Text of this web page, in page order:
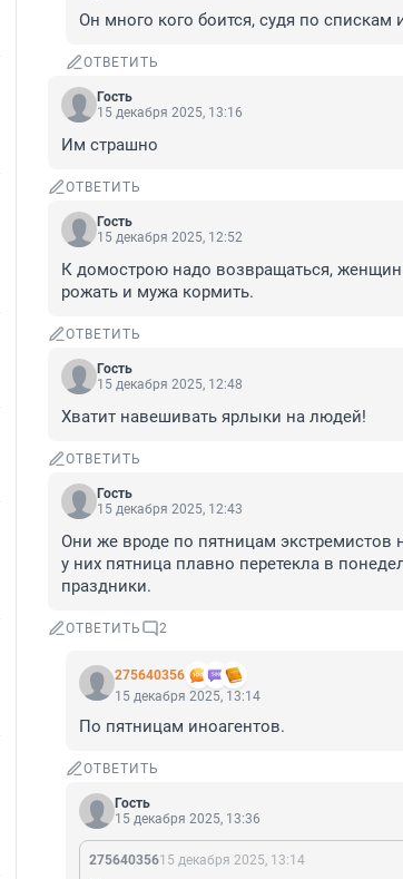
Он много кого боится, судя по спискам
ОТВЕТИТЬ
Гость
15 декабря 2025, 13:16
Им страшно
ОТВЕТИТЬ
Гость
15 декабря 2025, 12:52
К домострою надо возвращаться,
рожать и мужа кормить.
ОТВЕТИТЬ
Гость
15 декабря 2025, 12:48
Хватит навешивать ярлыки на людей!
ОТВЕТИТЬ
Гость
15 декабря 2025, 12:43
Они же вроде по пятницам экстремистов
у них пятница плавно перетекла в
праздники.
ОТВЕТИТЬ 2
275640356
15 декабря 2025, 13:14
По пятницам иноагентов.
ОТВЕТИТЬ
Гость
15 декабря 2025, 13:36
27564035615 декабря 2025, 13:14